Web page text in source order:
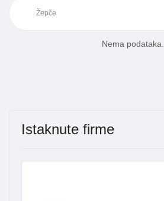
Nema podataka.
Istaknute firme